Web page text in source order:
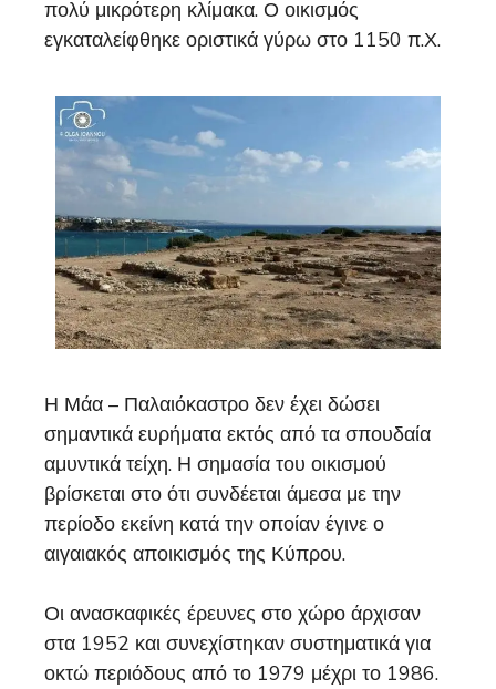
πολύ μικρότερη κλίμακα. Ο οικισμός
εγκαταλείφθηκε οριστικά γύρω στο 1150 π.Χ.
Η Μάα – Παλαιόκαστρο δεν έχει δώσει
σημαντικά ευρήματα εκτός από τα σπουδαία
αμυντικά τείχη. Η σημασία του οικισμού
βρίσκεται στο ότι συνδέεται άμεσα με την
περίοδο εκείνη κατά την οποίαν έγινε ο
αιγαιακός αποικισμός της Κύπρου.
Οι ανασκαφικές έρευνες στο χώρο άρχισαν
στα 1952 και συνεχίστηκαν συστηματικά για
οκτώ περιόδους από το 1979 μέχρι το 1986.